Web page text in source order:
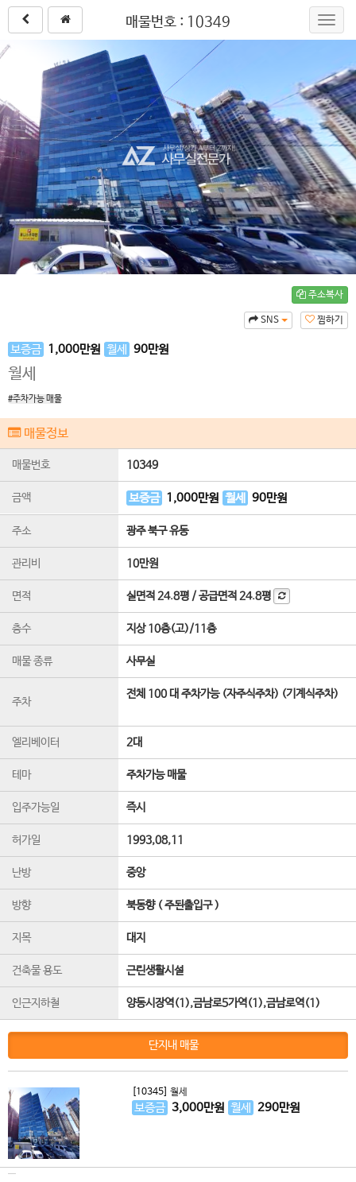
매물번호 : 10349
주소복사
찜하기
SNS
보증금 1,000만원 월세 90만원
월세
#주차가능 매물
매물정보
매물번호 10349
금액 보증금 1,000만원 월세 90만원
주소 광주 북구 유동
관리비 10만원
면적 실면적24.8평 /공급면적24.8평
층수 지상 10층(고)/11층
매물 종류 사무실
주차
전체 100 대 주차가능 (자주식주차) (기계식주차)
엘리베이터 2대
테마 주차가능 매물
입주가능일 즉시
허가일 1993,08,11
난방 중앙
방향 북동향 ( 주된출입구 )
지목 대지
건축물 용도 근린생활시설
인근지하철 양동시장역(1),금남로5가역(1),금남로역(1)
단지내 매물
[10345] 월세
보증금 3,000만원 월세 290만원